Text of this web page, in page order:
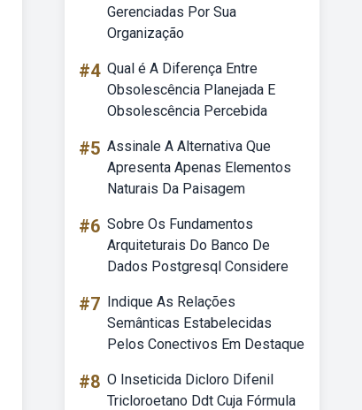
Gerenciadas Por Sua
Organização
#4 Qual é A Diferença Entre
Obsolescência Planejada E
Obsolescência Percebida
#5 Assinale A Alternativa Que
Apresenta Apenas Elementos
Naturais Da Paisagem
#6 Sobre Os Fundamentos
Arquiteturais Do Banco De
Dados Postgresql Considere
#7 Indique As Relações
Semânticas Estabelecidas
Pelos Conectivos Em Destaque
#8 O Inseticida Dicloro Difenil
Tricloroetano Ddt Cuja Fórmula